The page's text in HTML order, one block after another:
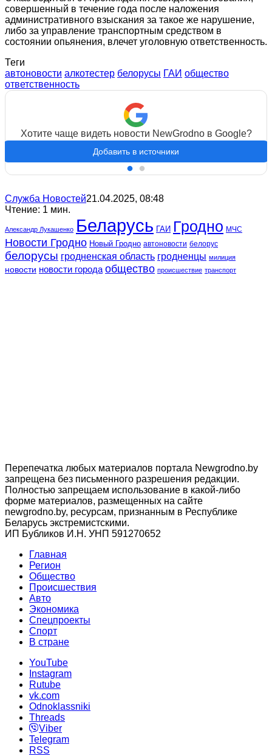
совершенный в течение года после наложения
административного взыскания за такое же нарушение,
либо за управление транспортным средством в
состоянии опьянения, влечет уголовную ответственность.
Теги
автоновости алкотестер белорусы ГАИ общество
ответственность
Хотите чаще видеть новости NewGrodno в Google?
Добавить в источники
Служба Новостей21.04.2025, 08:48
Чтение: 1 мин.
Александр Лукашенко Беларусь ГАИ Гродно МЧС
Новости Гродно Новый Гродно автоновости белорус
белорусы гродненская область гродненцы милиция
новости новости города общество происшествие транспорт
Перепечатка любых материалов портала Newgrodno.by
запрещена без письменного разрешения редакции.
Полностью запрещаем использование в какой-либо
форме материалов, размещенных на сайте
newgrodno.by, ресурсам, признанным в Республике
Беларусь экстремистскими.
ИП Бубликов И.Н. УНП 591270652
Главная
Регион
Общество
Происшествия
Авто
Экономика
Спецпроекты
Cпорт
В стране
YouTube
Instagram
Rutube
vk.com
Odnoklassniki
Threads
Viber
Telegram
RSS